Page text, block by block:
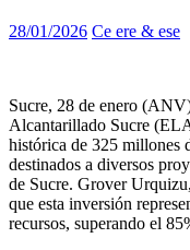
28/01/2026 Ce ere & ese
Sucre, 28 de enero
Alcantarillado Sucre
histórica de 325 millones
destinados a diversos
de Sucre. Grover
que esta inversión
recursos, superando el